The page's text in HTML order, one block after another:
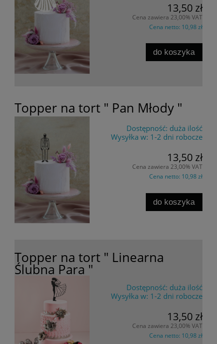
13,50 zł
Cena zawiera 23,00% VAT
Cena netto: 10,98 zł
do koszyka
Topper na tort " Pan Młody "
Dostępność: duża ilość
Wysyłka w: 1-2 dni robocze
13,50 zł
Cena zawiera 23,00% VAT
Cena netto: 10,98 zł
do koszyka
Topper na tort " Linearna
Ślubna Para "
Dostępność: duża ilość
Wysyłka w: 1-2 dni robocze
13,50 zł
Cena zawiera 23,00% VAT
Cena netto: 10,98 zł